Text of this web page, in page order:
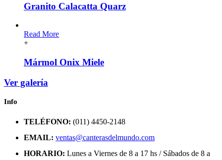
Granito Calacatta Quarz
Read More
+
Mármol Onix Miele
Ver galería
Info
TELÉFONO: (011) 4450-2148
EMAIL: ventas@canterasdelmundo.com
HORARIO: Lunes a Viernes de 8 a 17 hs / Sábados de 8 a